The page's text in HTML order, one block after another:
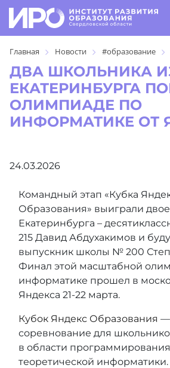
Главная Новости #образование
ДВА ШКОЛЬНИКА
ЕКАТЕРИНБУРГА
ОЛИМПИАДЕ ПО
ИНФОРМАТИКЕ ОТ
24.03.2026
Командный этап «Кубка
Образования» выиграли
Екатеринбурга –
215 Давид Абдухакимов и
выпускник школы № 200
Финал этой масштабной
информатике прошел в
Яндекса 21-22 марта.
Кубок Яндекс Образования —
соревнование для
в области
теоретической информатики.